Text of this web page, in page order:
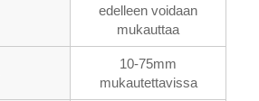
edelleen voidaan
mukauttaa
10-75mm
mukautettavissa